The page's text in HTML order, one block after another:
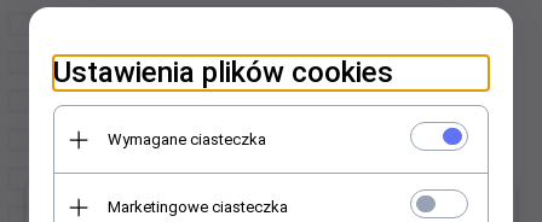
SPORT
ZWIERZĘTA
DZIECKO
MOTORYZACJA
Ustawienia plików cookies
Wymagane ciasteczka
Marketingowe ciasteczka